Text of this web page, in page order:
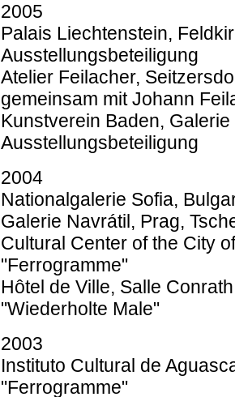
2005
Palais Liechtenstein,
Ausstellungsbeteiligung
Atelier Feilacher,
gemeinsam mit Johann
Kunstverein Baden,
Ausstellungsbeteiligung
2004
Nationalgalerie Sofia,
Galerie Navrátil, Prag,
Cultural Center of the City
"Ferrogramme"
Hôtel de Ville, Salle
"Wiederholte Male"
2003
Instituto Cultural de
"Ferrogramme"